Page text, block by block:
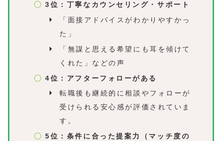
3位：丁寧なカウンセリング・サポート
「面接アドバイスがわかりやすかっ
た」
「無謀と思える希望にも耳を傾けて
くれた」などの声
4位：アフターフォローがある
転職後も継続的に相談やフォローが
受けられる安心感が評価されていま
す。
5位：条件に合った提案力（マッチ度の